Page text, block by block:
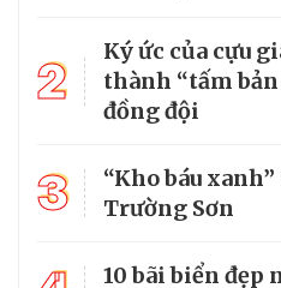
2
Ký ức của cựu
thành “tấm
đồng đội
3
“Kho báu
Trường Sơn
10 bãi biển đẹp